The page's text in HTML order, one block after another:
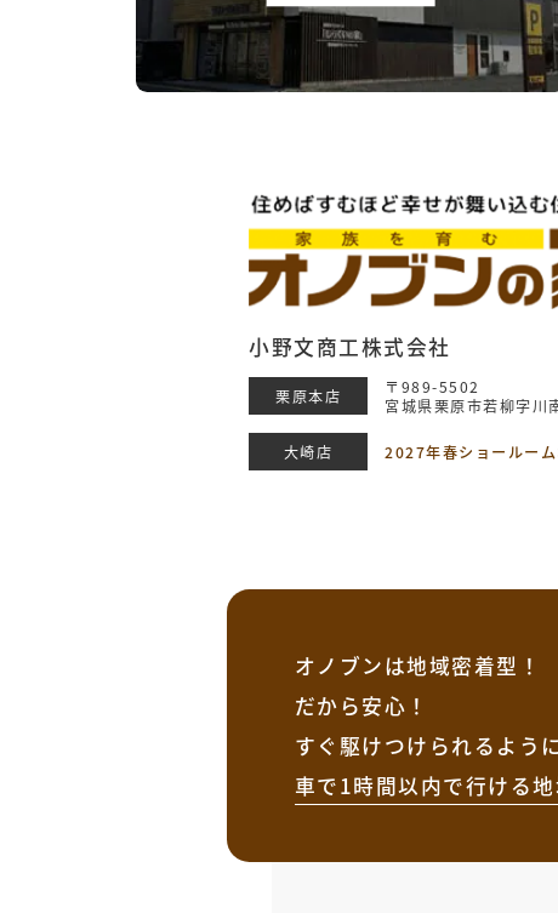
小野文商工株式会社
栗原本店
〒989-5502
宮城県栗原市若柳字川
大崎店 2027年春ショールーム
オノブンは地域密着型！
だから安心！
すぐ駆けつけられるよう
車で1時間以内で行ける地